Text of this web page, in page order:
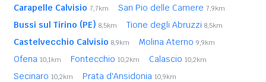
Carapelle Calvisio 7,7km San Pio delle Camere 7,9km
Bussi sul Tirino (PE) 8,5km Tione degli Abruzzi 8,5km
Castelvecchio Calvisio 8,9km Molina Aterno 9,9km
Ofena 10,1km Fontecchio 10,2km Calascio 10,2km
Secinaro 10,2km Prata d'Ansidonia 10,9km